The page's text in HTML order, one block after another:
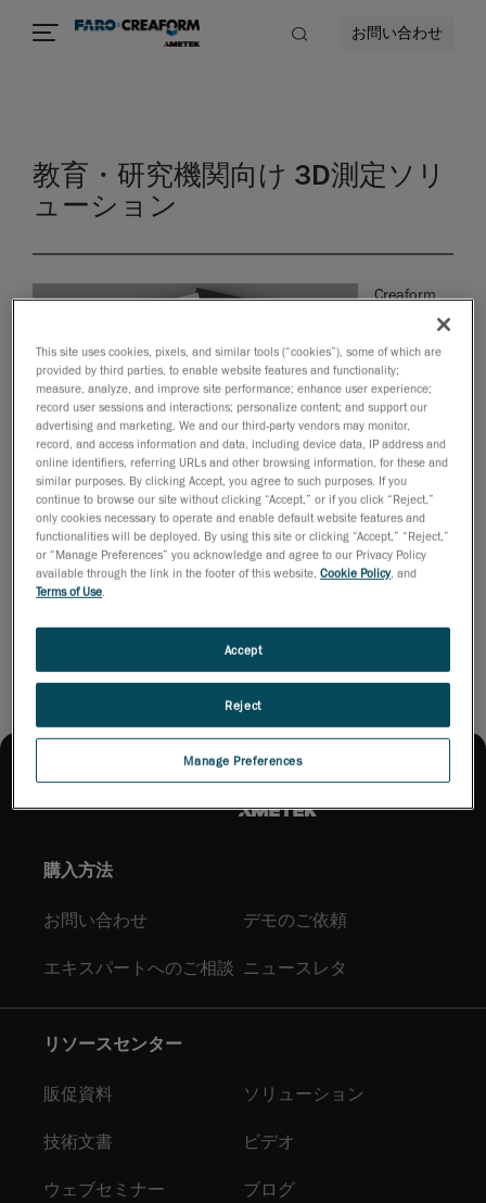
お問い合わせ
教育・研究機関向け 3D測定ソリ
ューション
Creaform
ACADEMIATMは、教育者や研修者向けに最新の3D測定技術を
使って革新性を広げる 新しいソリューションスイートを提案
します。
購入方法
お問い合わせ デモのご依頼
エキスパートへのご相談 ニュースレタ
リソースセンター
販促資料 ソリューション
技術文書 ビデオ
ウェブセミナー ブログ
This site uses cookies, pixels, and similar tools (“cookies”), some of which are
provided by third parties, to enable website features and functionality;
measure, analyze, and improve site performance; enhance user experience;
record user sessions and interactions; personalize content; and support our
advertising and marketing. We and our third-party vendors may monitor,
record, and access information and data, including device data, IP address and
online identifiers, referring URLs and other browsing information, for these and
similar purposes. By clicking Accept, you agree to such purposes. If you
continue to browse our site without clicking “Accept,” or if you click “Reject,”
only cookies necessary to operate and enable default website features and
functionalities will be deployed. By using this site or clicking “Accept,” “Reject,”
or “Manage Preferences” you acknowledge and agree to our Privacy Policy
available through the link in the footer of this website,Cookie Policy, and
Terms of Use
Manage Preferences
Reject
Accept